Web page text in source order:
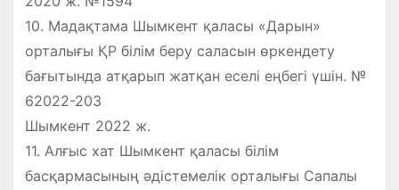
10. Мадақтама Шымкент қаласы «Дарын»
орталығы ҚР білім беру саласын өркендету
бағытында атқарып жатқан еселі еңбегі үшін. №
62022-203
Шымкент 2022 ж.
11. Алғыс хат Шымкент қаласы білім
басқармасының әдістемелік орталығы Сапалы